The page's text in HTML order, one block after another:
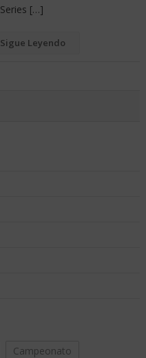
[…]
Sigue Leyendo
Campeonato